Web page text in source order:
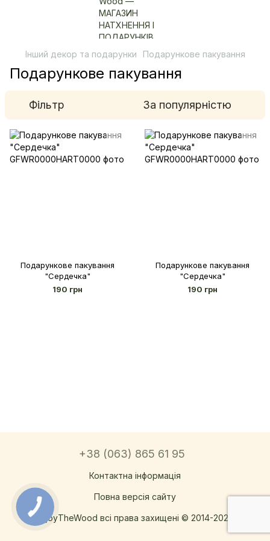
Інший декор та подарунки Подарункове пакування
Подарункове пакування
Фільтр За популярністю
Подарункове пакування
"Сердечка"
190 грн
Подарункове пакування
"Сердечка"
190 грн
+38 (063) 865 61 95
Контактна інформація
Повна версія сайту
EnjoyTheWood всі права захищені © 2014-2026